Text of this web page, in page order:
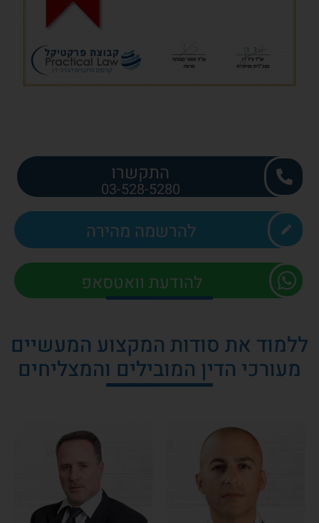
התקשרו
03-528-5280
להרשמה מהירה
להודעת וואטסאפ
ללמוד את סודות המקצוע המעשיים
מעורכי הדין המובילים והמצליחים